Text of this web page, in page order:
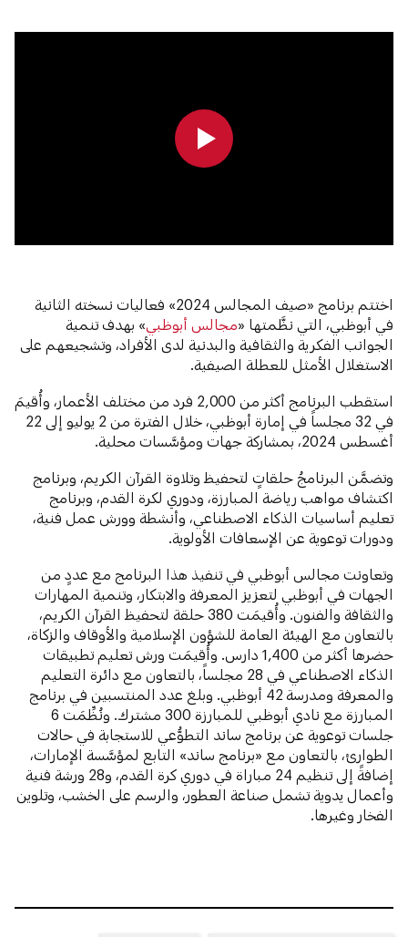
اختتم برنامج «صيف المجالس 2024» فعاليات نسخته الثانية
في أبوظبي، التي نظَّمتها «مجالس أبوظبي » بهدف تنمية
الجوانب الفكرية والثقافية والبدنية لدى الأفراد، وتشجيعهم على
الاستغلال الأمثل للعطلة الصيفية.
استقطب البرنامج أكثر من 2,000 فرد من مختلف الأعمار، وأُقيمَ
في 32 مجلساً في إمارة أبوظبي، خلال الفترة من 2 يوليو إلى 22
أغسطس 2024، بمشاركة جهات ومؤسَّسات محلية.
وتضمَّن البرنامجُ حلقاتٍ لتحفيظ وتلاوة القرآن الكريم، وبرنامج
اكتشاف مواهب رياضة المبارزة، ودوري لكرة القدم، وبرنامج
تعليم أساسيات الذكاء الاصطناعي، وأنشطة وورش عمل فنية،
ودورات توعوية عن الإسعافات الأولوية.
وتعاونت مجالس أبوظبي في تنفيذ هذا البرنامج مع عددٍ من
الجهات في أبوظبي لتعزيز المعرفة والابتكار، وتنمية المهارات
والثقافة والفنون. وأُقيمَت 380 حلقة لتحفيظ القرآن الكريم،
بالتعاون مع الهيئة العامة للشؤون الإسلامية والأوقاف والزكاة،
حضرها أكثر من 1,400 دارس. وأُقيمَت ورش تعليم تطبيقات
الذكاء الاصطناعي في 28 مجلساً، بالتعاون مع دائرة التعليم
والمعرفة ومدرسة 42 أبوظبي. وبلغ عدد المنتسبين في برنامج
المبارزة مع نادي أبوظبي للمبارزة 300 مشترك. ونُظِّمَت 6
جلسات توعوية عن برنامج ساند التطوُّعي للاستجابة في حالات
الطوارئ، بالتعاون مع «برنامج ساند» التابع لمؤسَّسة الإمارات،
إضافةً إلى تنظيم 24 مباراة في دوري كرة القدم، و28 ورشة فنية
وأعمال يدوية تشمل صناعة العطور، والرسم على الخشب، وتلوين
الفخار وغيرها.